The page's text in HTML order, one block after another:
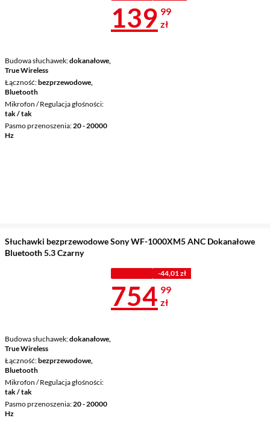
Budowa słuchawek dokanałowe,
True Wireless
Łączność bezprzewodowe,
Bluetooth
Mikrofon / Regulacja głośności
tak / tak
Pasmo przenoszenia 20 - 20000
Hz
Cena 139,99
139 99
zł
Słuchawki bezprzewodowe Sony WF-1000XM5 ANC Dokanałowe
Bluetooth 5.3 Czarny
Budowa słuchawek dokanałowe,
True Wireless
Łączność bezprzewodowe,
Bluetooth
Mikrofon / Regulacja głośności
tak / tak
Pasmo przenoszenia 20 - 20000
Hz
-44,01 zł
Cena 754,99
754 99
zł